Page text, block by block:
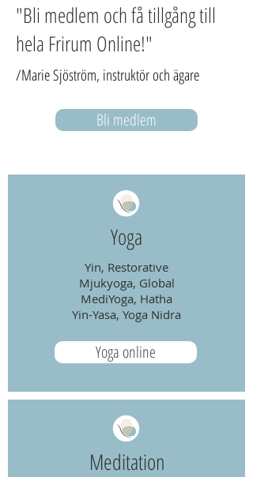
"Bli medlem och få tillgång till
hela Frirum Online!"
/Marie Sjöström, instruktör och ägare
Bli medlem
Yoga
Yin, Restorative
Mjukyoga, Global
MediYoga, Hatha
Yin-Yasa, Yoga Nidra
Yoga online
Meditation